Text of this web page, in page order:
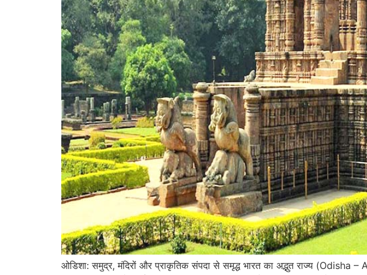
ओडिशा: समुद्र, मंदिरों और प्राकृतिक संपदा से समृद्ध भारत का अद्भुत राज्य